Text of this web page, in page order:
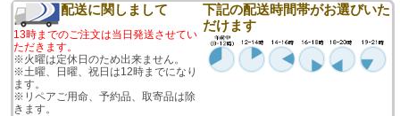
配送に関しまして
13時までのご注文は当日発送させてい
ただきます。
※火曜は定休日のため出来ません。
※土曜、日曜、祝日は12時までになり
ます。
※リペアご用命、予約品、取寄品は除
きます。
下記の配送時間帯がお選びいた
だけます